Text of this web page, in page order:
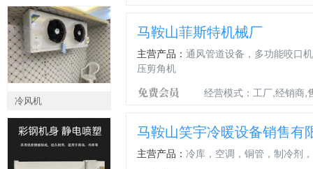
马鞍山菲斯特机械厂
主营产品： 通风管道设备，多功能咬口
压剪角机
经营模式：工厂,经销商,
马鞍山笑宇冷暖设备销售有
主营产品： 冷库，空调，铜管，制冷剂
冷风机